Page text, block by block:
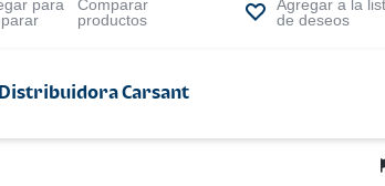
Comparar
productos
Distribuidora Carsant